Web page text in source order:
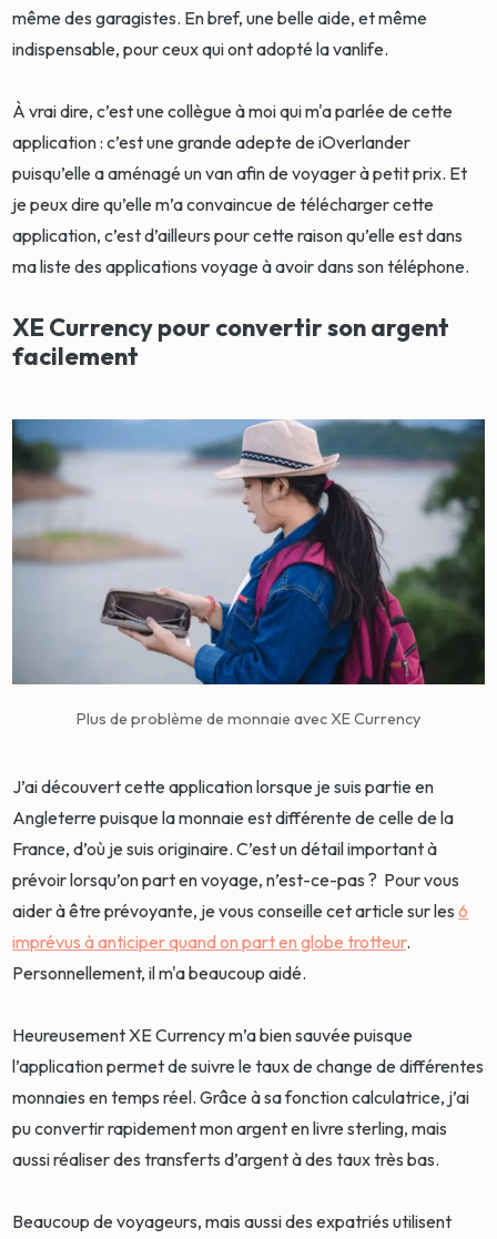
même des garagistes. En bref, une belle aide, et même
indispensable, pour ceux qui ont adopté la vanlife.
À vrai dire, c’est une collègue à moi qui m'a parlée de cette
application : c’est une grande adepte de iOverlander
puisqu’elle a aménagé un van afin de voyager à petit prix. Et
je peux dire qu’elle m’a convaincue de télécharger cette
application, c’est d’ailleurs pour cette raison qu’elle est dans
ma liste des applications voyage à avoir dans son téléphone.
XE Currency pour convertir son argent
facilement
Plus de problème de monnaie avec XE Currency
J’ai découvert cette application lorsque je suis partie en
Angleterre puisque la monnaie est différente de celle de la
France, d’où je suis originaire. C’est un détail important à
prévoir lorsqu’on part en voyage, n’est-ce-pas ? Pour vous
aider à être prévoyante, je vous conseille cet article sur les6
imprévus à anticiper quand on part en globe trotteur.
Personnellement, il m'a beaucoup aidé.
Heureusement XE Currency m’a bien sauvée puisque
l’application permet de suivre le taux de change de différentes
monnaies en temps réel. Grâce à sa fonction calculatrice, j’ai
pu convertir rapidement mon argent en livre sterling, mais
aussi réaliser des transferts d’argent à des taux très bas.
Beaucoup de voyageurs, mais aussi des expatriés utilisent